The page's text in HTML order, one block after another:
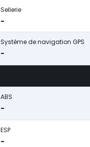
Sellerie
-
Système de navigation GPS
-
ABS
-
ESP
-